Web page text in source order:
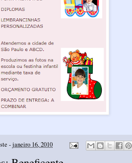
-janeiro 16, 2010